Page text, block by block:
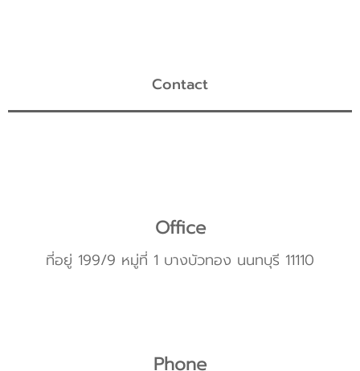
Contact
Office
ที่อยู่ 199/9 หมู่ที่ 1 บางบัวทอง นนทบุรี 11110
Phone